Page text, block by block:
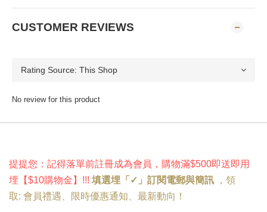
CUSTOMER REVIEWS
No review for this product
提提您：記得落單前註冊成為會員，購物滿$500即送即用
埋 【$10購物金 】!!! 填選埋「✓」訂閱電郵與簡訊 ， 領
取: 會員禮遇 限時優惠通知、 最新動向 ！